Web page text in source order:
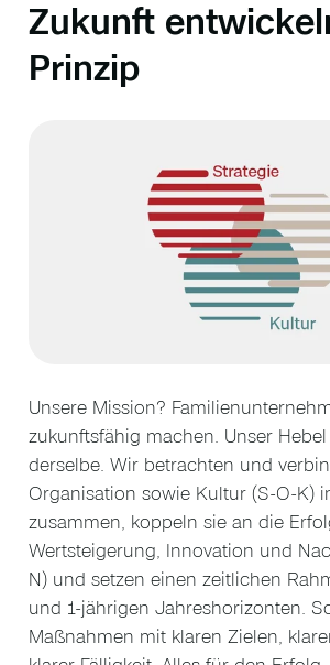
Zukunft
Prinzip
Unsere Mission?
zukunftsfähig machen. Unser
derselbe. Wir betrachten und
Organisation sowie Kultur (S-O-K)
zusammen, koppeln sie an die
Wertsteigerung, Innovation und
N) und setzen einen zeitlichen
und 1-jährigen Jahreshorizonten.
Maßnahmen mit klaren Zielen,